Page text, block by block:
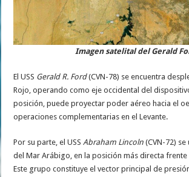
Imagen satelital del Gerald
El USS Gerald R. Ford(CVN-78) se encuentra
Rojo, operando como eje occidental del
posición, puede proyectar poder aéreo hacia el
operaciones complementarias en el Levante.
Por su parte, el USSAbraham Lincoln (CVN-72)
del Mar Arábigo, en la posición más directa frente
Este grupo constituye el vector principal de